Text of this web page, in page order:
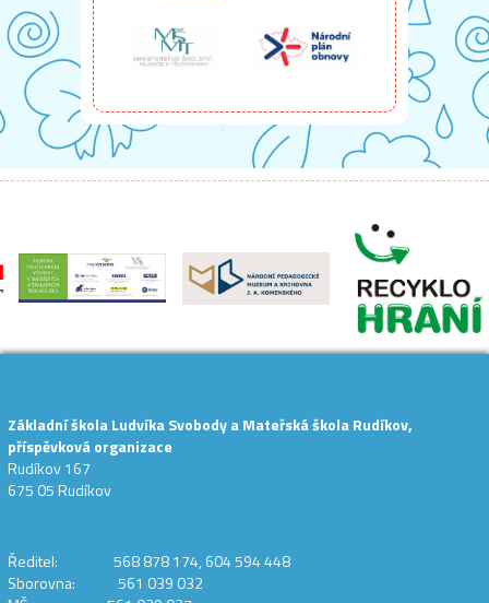
Základní škola Ludvíka Svobody a Mateřská škola Rudíkov,
příspěvková organizace
Rudíkov 167
675 05 Rudíkov
Ředitel: 568 878 174, 604 594 448
Sborovna: 561 039 032